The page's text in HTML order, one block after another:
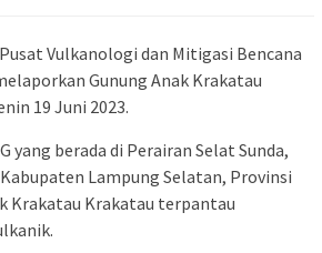
Pusat Vulkanologi dan Mitigasi Bencana
Gunung Anak Krakatau
19 Juni 2023.
yang berada di Perairan Selat Sunda,
Lampung Selatan, Provinsi
Krakatau Krakatau terpantau